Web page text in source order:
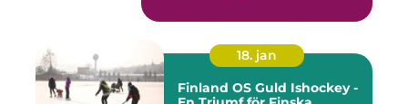
18. jan
Finland OS Guld Ishockey -